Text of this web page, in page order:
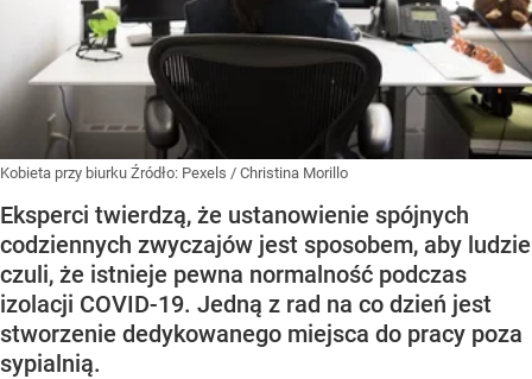
Kobieta przy biurku Źródło: Pexels / Christina Morillo
Eksperci twierdzą, że ustanowienie spójnych
codziennych zwyczajów jest sposobem, aby ludzie
czuli, że istnieje pewna normalność podczas
izolacji COVID-19. Jedną z rad na co dzień jest
stworzenie dedykowanego miejsca do pracy poza
sypialnią.